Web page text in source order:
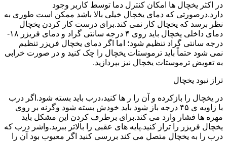
در اکثر یخچال ها امکان کنترل دما توسط کاربر وجود
دارد.درصورتی که دمای یخچال خیلی بالا باشد ممکن است طوری به
نظر برسد که یخچال کار نمی کند.برای درست کار کردن یخچال
دمای داخلی یخچال باید روی ۴ درجه سانتی گراد و دمای فریزر ۱۸-
درجه سانتی گراد تنظیم شود؛ اما اگر دمای یخچال فریزر تنظیم
نمی شود حتماً باید ترموستات یخچال را چک کنید و در صورت خرابی
به تعویض ترموستات یخچال نیز بپردازید.
تراز نبود یخچال
در یخچال را بازکرده و آن را ر ها کنید،درب باید بسته شود.اگر درب
با زاویه ی ۴۵ درجه باز شود باید خودش بسته شود وگرنه بر روی
مهره ها فشار وارد می کند.برای برطرف کردن این مشکل باید
یخچال فریزر را تراز کنید.پایه های عقبی را بالاتر ببرید.واشر درب که
درب را به یخچال متصل می کند بررسی کنید اگر معیوب بود آن را